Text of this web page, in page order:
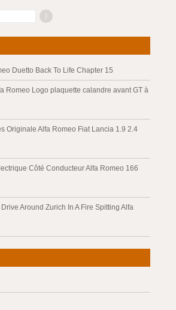
Duetto Back To Life Chapter 15
Romeo Logo plaquette calandre avant GT à
Originale Alfa Romeo Fiat Lancia 1.9 2.4
Côté Conducteur Alfa Romeo 166
Around Zurich In A Fire Spitting Alfa